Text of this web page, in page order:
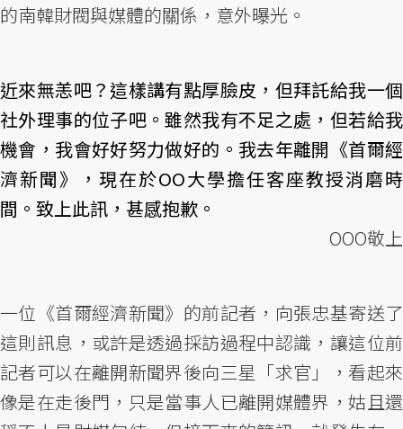
的南韓財閥與媒體的關係，意外曝光。
近來無恙吧？這樣講有點厚臉皮，但拜託給我一個
社外理事的位子吧。雖然我有不足之處，但若給我
機會，我會好好努力做好的。我去年離開《首爾經
濟新聞》，現在於OO大學擔任客座教授消磨時
間。致上此訊，甚感抱歉。
OOO敬上
一位《首爾經濟新聞》的前記者，向張忠基寄送了
這則訊息，或許是透過採訪過程中認識，讓這位前
記者可以在離開新聞界後向三星「求官」，看起來
像是在走後門，只是當事人已離開媒體界，姑且還